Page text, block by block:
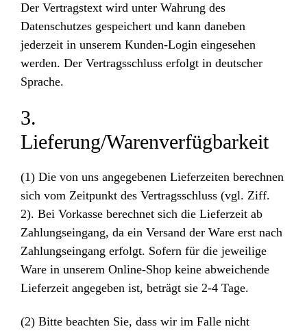
Der Vertragstext wird unter Wahrung des
Datenschutzes gespeichert und kann daneben
jederzeit in unserem Kunden-Login eingesehen
werden. Der Vertragsschluss erfolgt in deutscher
Sprache.
3.
Lieferung/Warenverfügbarkeit
(1) Die von uns angegebenen Lieferzeiten berechnen
sich vom Zeitpunkt des Vertragsschluss (vgl. Ziff.
2). Bei Vorkasse berechnet sich die Lieferzeit ab
Zahlungseingang, da ein Versand der Ware erst nach
Zahlungseingang erfolgt. Sofern für die jeweilige
Ware in unserem Online-Shop keine abweichende
Lieferzeit angegeben ist, beträgt sie 2-4 Tage.
(2) Bitte beachten Sie, dass wir im Falle nicht